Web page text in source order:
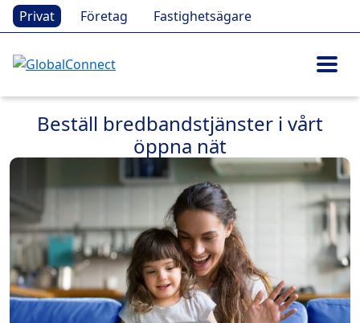
Privat Företag Fastighetsägare
Beställ bredbandstjänster i vårt
öppna nät